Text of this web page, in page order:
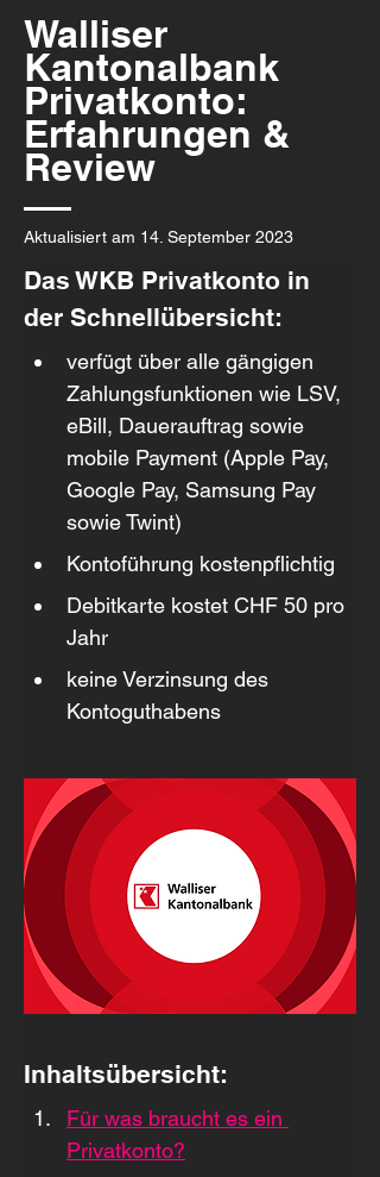
Walliser
Kantonalbank
Privatkonto:
Erfahrungen &
Review
Aktualisiert am 14. September 2023
Das WKB Privatkonto in
der Schnellübersicht:
verfügt über alle gängigen
Zahlungsfunktionen wie LSV,
eBill, Dauerauftrag sowie
mobile Payment (Apple Pay,
Google Pay, Samsung Pay
sowie Twint)
Kontoführung kostenpflichtig
Debitkarte kostet CHF 50 pro
Jahr
keine Verzinsung des
Kontoguthabens
Inhaltsübersicht:
Für was braucht es ein
Privatkonto?